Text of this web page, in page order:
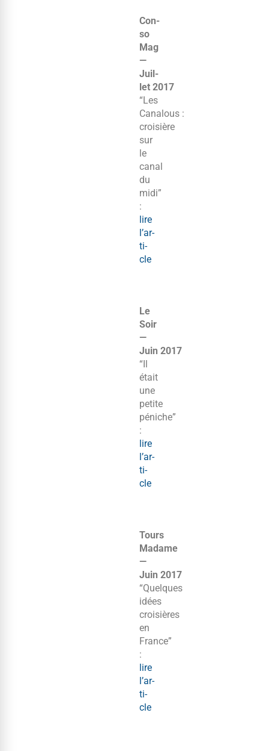
Con­
so
Mag
—
Juil­
let 2017
“Les
Canalous :
croisière
sur
le
canal
du
midi”
:
lire
l’ar­
ti­
cle
Le
Soir
—
Juin 2017
“Il
était
une
petite
péniche”
:
lire
l’ar­
ti­
cle
Tours
Madame
—
Juin 2017
“Quelques
idées
croisières
en
France”
:
lire
l’ar­
ti­
cle